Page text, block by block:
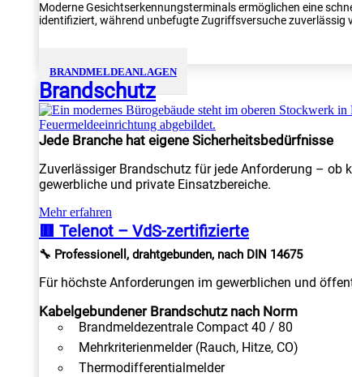
Moderne Gesichtserkennungsterminals ermöglichen eine
identifiziert, während unbefugte Zugriffsversuche zuverlässig
BRANDMELDEANLAGEN
Brandschutz
Jede Branche hat eigene Sicherheitsbedürfnisse
Zuverlässiger Brandschutz für jede Anforderung – ob
gewerbliche und private Einsatzbereiche.
Mehr erfahren
🟥 Telenot – VdS-zertifizierte
🔧 Professionell, drahtgebunden, nach DIN 14675
Für höchste Anforderungen im gewerblichen und
Kabelgebundener Brandschutz nach Norm
Brandmeldezentrale Compact 40 / 80
Mehrkriterienmelder (Rauch, Hitze, CO)
Thermodifferentialmelder